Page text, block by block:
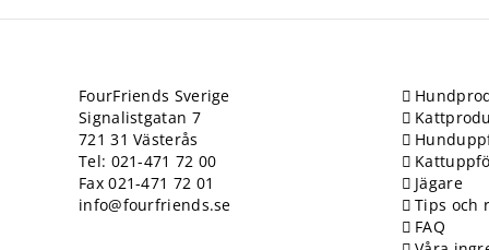
FourFriends Sverige
Signalistgatan 7
721 31 Västerås
Tel: 021-471 72 00
Fax 021-471 72 01
info@fourfriends.se
Jägare
Tips och
FAQ